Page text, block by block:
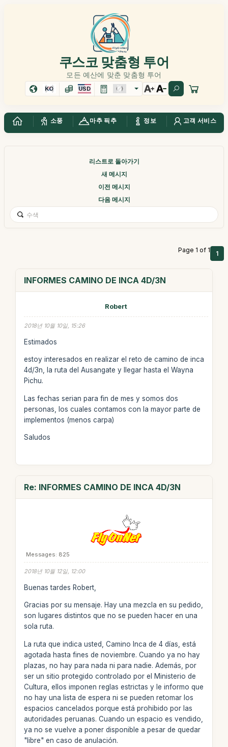
쿠스코 맞춤형 투어
모든 예산에 맞춘 맞춤형 투어
KO USD
소풍 마추 픽추 정보 고객 서비스
리스트로 돌아가기
새 메시지
이전 메시지
다음 메시지
Page 1 of 1 1
INFORMES CAMINO DE INCA 4D/3N
Robert
2018년 10월 10일, 15:26
Estimados
estoy interesados en realizar el reto de camino de inca
4d/3n, la ruta del Ausangate y llegar hasta el Wayna
Pichu.
Las fechas serian para fin de mes y somos dos
personas, los cuales contamos con la mayor parte de
implementos (menos carpa)
Saludos
Re: INFORMES CAMINO DE INCA 4D/3N
Messages: 825
2018년 10월 12일, 12:00
Buenas tardes Robert,
Gracias por su mensaje. Hay una mezcla en su pedido,
son lugares distintos que no se pueden hacer en una
sola ruta.
La ruta que indica usted, Camino Inca de 4 días, está
agotada hasta fines de noviembre. Cuando ya no hay
plazas, no hay para nada ni para nadie. Además, por
ser un sitio protegido controlado por el Ministerio de
Cultura, ellos imponen reglas estrictas y le informo que
no hay una lista de espera ni se pueden retomar los
espacios cancelados porque está prohibido por las
autoridades peruanas. Cuando un espacio es vendido,
ya no se vuelve a poner disponible a pesar de quedar
"libre" en caso de anulación.